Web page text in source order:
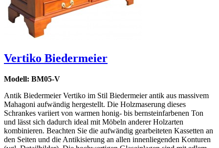
Vertiko Biedermeier
Modell: BM05-V
Antik Biedermeier Vertiko im Stil Biedermeier antik aus massivem
Mahagoni aufwändig hergestellt. Die Holzmaserung dieses
Schrankes variiert von warmen honig- bis bernsteinfarbenen Ton
und lässt sich dadurch ideal mit Möbeln anderer Holzarten
kombinieren. Beachten Sie die aufwändig gearbeiteten Kassetten an
den Seiten und die Antikisierung an allen innenliegenden Konturen